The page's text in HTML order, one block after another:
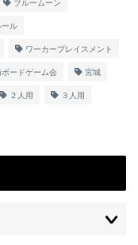
ブルームーン
ール
ワーカープレイスメント
ボードゲーム会 宮城
２人用 ３人用